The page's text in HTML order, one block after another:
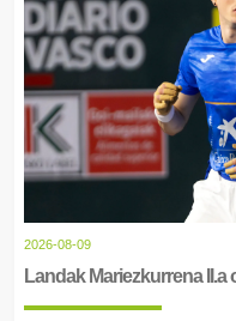
2026-08-09
Landak Mariezkurrena